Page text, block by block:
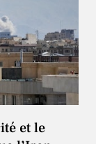
et le